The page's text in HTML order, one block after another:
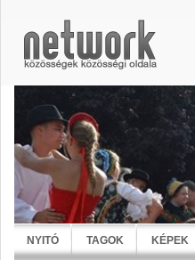
NYITÓ TAGOK KÉPEK